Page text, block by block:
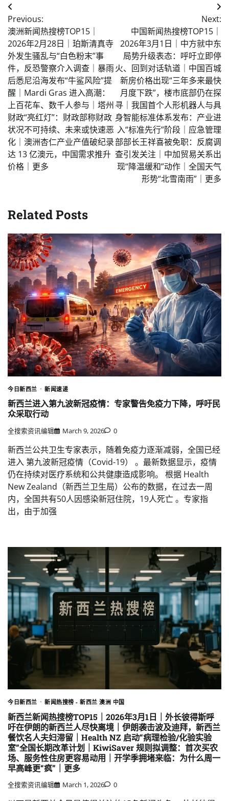
Post
navigation
Previous:
澳洲新闻热搜榜TOP15｜
2026年2月28日｜珀斯清真寺
外发生骚乱与“白色粉末”事
件，反恐警察介入调查｜暴雨
后悉尼沿海发布“牛鲨风险”提
醒｜Mardi Gras 进入高潮：
上百花车、数千人参与｜塔州
财政“亮红灯”：财政部称财政
状况不可持续、未来或快速恶
化｜澳洲杏仁产业产值破纪录
达 13 亿澳元，中国需求推升
价格｜更多
Next:
中国新闻热搜榜TOP15｜
2026年3月1日｜中方就中东
局势升级表态：呼吁立即停
火、回到对话轨道｜中国百城
新房价格出现“三年多来最快
月度下跌”，楼市底部仍在探
寻｜我国首个人形机器人与具
身智能标准体系发布：产业进
入“标准先行”阶段｜应急管理
部部长王祥喜被免职：反腐调
查引发关注｜中加贸易关系出
现“降温缓和”动作｜全国天气
形势“北雪南雨”｜更多
Related Posts
今日新西兰 新闻速递
新西兰进入第九波新冠疫情：专家警告免疫力下降，呼吁民
众采取行动
全搜索资讯编辑 March 9, 2026 0
新西兰公共卫生专家表示，随着免疫力逐渐减弱，全国已经
进入 第九波新冠疫情（Covid-19） 。最新数据显示，疫情
仍在持续对医疗系统和公共健康造成影响。 根据 Health
New Zealand（新西兰卫生局）公布的数据，在过去一周
内，全国共有50人因感染新冠住院，19人死亡 。专家指
出，由于加强
今日新西兰 新闻热搜榜 - 新西兰 澳洲 中国
新西兰新闻热搜榜TOP15｜2026年3月1日｜外长彼得斯呼
吁在伊朗的新西兰人尽快离境｜伊朗袭击波及迪拜，新西兰
餐饮名人夫妇滞留｜Health NZ 启动“病理检验/化验实验
室”全国长期改革计划｜KiwiSaver 规则拟调整：首次买农
场、服务性住房更容易动用｜开学季拥堵来临：为什么周一
早高峰更“疯”｜更多
全搜索资讯编辑 March 1, 2026 0